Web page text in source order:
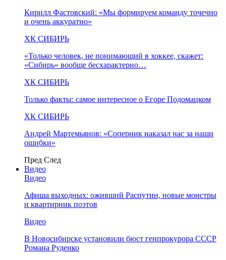
Кирилл Фастовский: «Мы формируем команду точечно
и очень аккуратно»
ХК СИБИРЬ
«Только человек, не понимающий в хоккее, скажет:
«Сибирь» вообще бесхарактерно…
ХК СИБИРЬ
Только факты: самое интересное о Егоре Подомацком
ХК СИБИРЬ
Андрей Мартемьянов: «Соперник наказал нас за наши
ошибки»
Пред След
Видео
Видео
Афиша выходных: оживший Распутин, новые монстры
и квартирник поэтов
Видео
В Новосибирске установили бюст генпрокурора СССР
Романа Руденко